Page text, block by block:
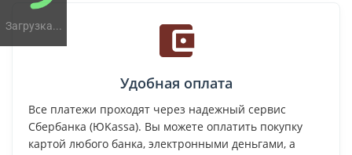
Загрузка...
Удобная оплата
Все платежи проходят через надежный сервис
Сбербанка (ЮKassa). Вы можете оплатить покупку
картой любого банка, электронными деньгами, а